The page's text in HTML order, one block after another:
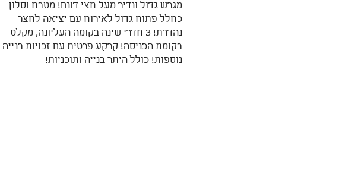
מגרש גדול ונדיר מעל חצי דונם! מטבח וסלון
כחלל פתוח גדול לאירוח עם יציאה לחצר
נהדרת! 3 חדרי שינה בקומה העליונה, מקלט
בקומת הכניסה! קרקע פרטית עם זכויות בנייה
נוספות! כולל היתר בנייה ותוכניות!